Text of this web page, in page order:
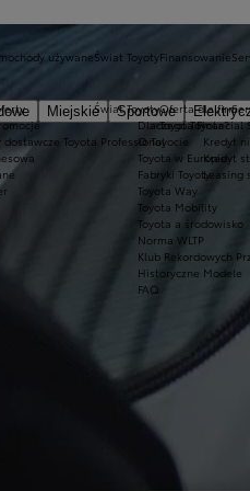
Miejskie Sportowe
dostawcze Toyota Professional
używaneŚwiat Toyoty
Świat Toyoty
Dlaczego Toyota?
O Toyocie
Toyota w Europie
Fabryki Toyoty
Toyota Way
Toyota Mobility
Toyota a środowisko
Norma WLTP
Klub Rekordowych
Historyczne Modele
FAQ
Finansowanie
Oferta dla firm
Toyota Financial
Kredyt
Kredyt
Leasing